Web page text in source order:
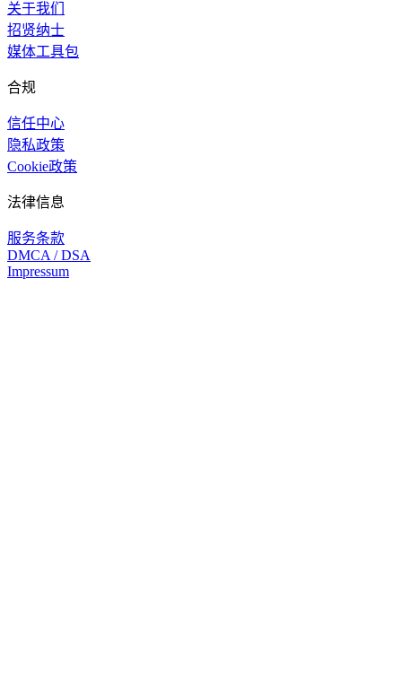
关于我们
招贤纳士
媒体工具包
合规
信任中心
隐私政策
Cookie政策
法律信息
服务条款
DMCA / DSA
Impressum